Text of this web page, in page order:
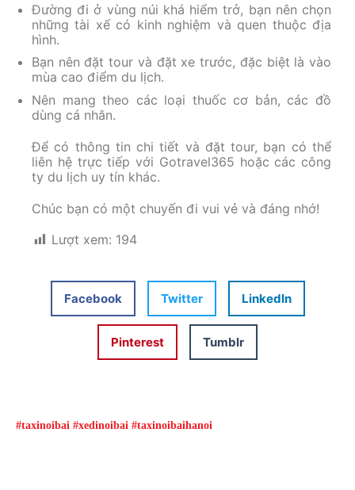
Đường đi ở vùng núi khá hiểm trở, bạn nên chọn
những tài xế có kinh nghiệm và quen thuộc địa
hình.
Bạn nên đặt tour và đặt xe trước, đặc biệt là vào
mùa cao điểm du lịch.
Nên mang theo các loại thuốc cơ bản, các đồ
dùng cá nhân.
Để có thông tin chi tiết và đặt tour, bạn có thể
liên hệ trực tiếp với Gotravel365 hoặc các công
ty du lịch uy tín khác.
Chúc bạn có một chuyến đi vui vẻ và đáng nhớ!
Lượt xem: 194
Facebook Twitter LinkedIn
Pinterest Tumblr
#taxinoibai #xedinoibai #taxinoibaihanoi